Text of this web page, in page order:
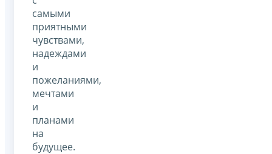
самыми
приятными
чувствами,
надеждами
и
пожеланиями,
мечтами
и
планами
на
будущее.